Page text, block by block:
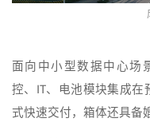
面向中小型数据中心场
控、IT、电池模块集成在
式快速交付，箱体还具备